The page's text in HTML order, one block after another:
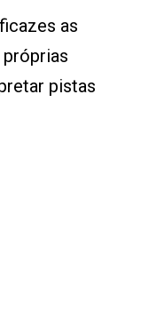
as
pistas